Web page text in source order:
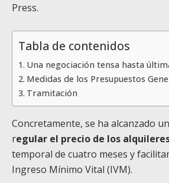
Press.
Tabla de contenidos
Una negociación tensa hasta
Medidas de los Presupuestos
Tramitación
Concretamente, se ha alcanzado
regular el precio de los
temporal de cuatro meses y
Ingreso Mínimo Vital (IVM).